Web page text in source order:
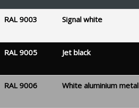
RAL 9003 Signal white
RAL 9005 Jet black
RAL 9006 White aluminium metal